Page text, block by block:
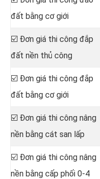
đất bằng cơ giới
☑️ Đơn giá thi công đắp
đất nền thủ công
☑️ Đơn giá thi công đắp
đất bằng cơ giới
☑️ Đơn giá thi công nâng
nền bằng cát san lấp
☑️ Đơn giá thi công nâng
nền bằng cấp phối 0-4